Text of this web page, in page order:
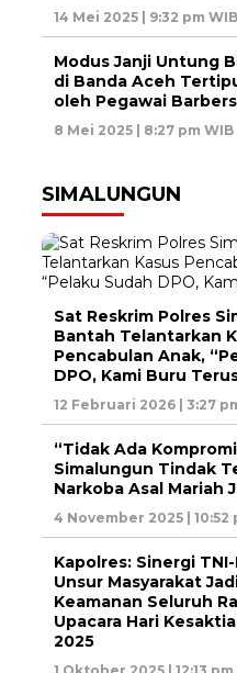
14 Mei 2025 | 9:32 pm WIB
Modus Janji Untung
di Banda Aceh
oleh Pegawai
8 Mei 2025 | 8:27 pm WIB
SIMALUNGUN
Sat Reskrim Polres
Bantah Telantarkan
Pencabulan Anak,
DPO, Kami Buru
12 Februari 2026 | 3:27
“Tidak Ada
Simalungun Tindak
Narkoba Asal Mariah
4 November 2025 | 10:52
Kapolres: Sinergi
Unsur Masyarakat
Keamanan Seluruh
Upacara Hari
2025